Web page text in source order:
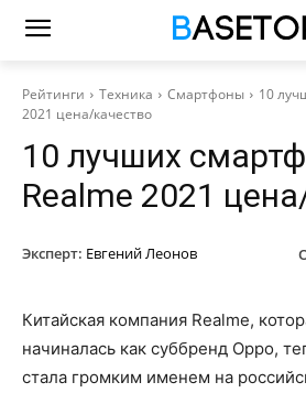
Рейтинги Техника Смартфоны
10
2021 цена/качество
10 лучших
Realme 2021
Эксперт: Евгений Леонов
Китайская компания Realme,
начиналась как суббренд Oppo,
стала громким именем на